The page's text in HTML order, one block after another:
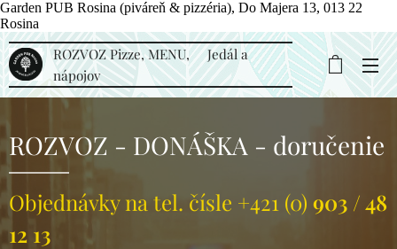
Garden PUB Rosina (piváreň & pizzéria), Do Majera 13, 013 22
Rosina
ROZVOZ Pizze, MENU, Jedál a
nápojov
ROZVOZ - DONÁŠKA - doručenie
Objednávky na tel. čísle +421 (0) 903 / 48
12 13